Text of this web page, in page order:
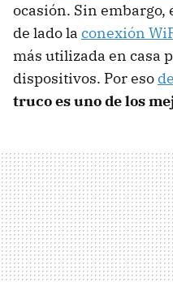
ocasión. Sin embargo,
de lado la conexión
más utilizada en casa
dispositivos. Por eso
truco es uno de los